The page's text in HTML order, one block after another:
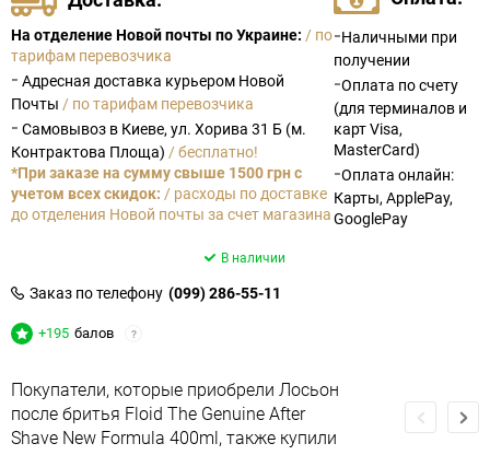
На отделение Новой почты по Украине: / по
тарифам перевозчика
- Адресная доставка курьером Новой
Почты / по тарифам перевозчика
- Самовывоз в Киеве, ул. Хорива 31 Б (м.
Контрактова Площа) / бесплатно!
*При заказе на сумму свыше 1500 грн с
учетом всех скидок: / расходы по доставке
до отделения Новой почты за счет магазина
-Наличными при
получении
-Оплата по счету
(для терминалов и
карт Visa,
MasterCard)
-Оплата онлайн:
Карты, ApplePay,
GooglePay
В наличии
Заказ по телефону (099) 286-55-11
+195 балов ?
Покупатели, которые приобрели Лосьон
после бритья Floid The Genuine After
Shave New Formula 400ml, также купили